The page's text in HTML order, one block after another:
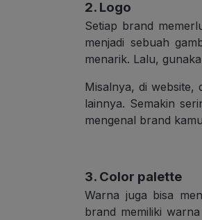
2. Logo
Setiap brand
menjadi sebuah
menarik. Lalu,
Misalnya, di website,
lainnya. Semakin
mengenal brand
3. Color palette
Warna juga bisa
brand memiliki